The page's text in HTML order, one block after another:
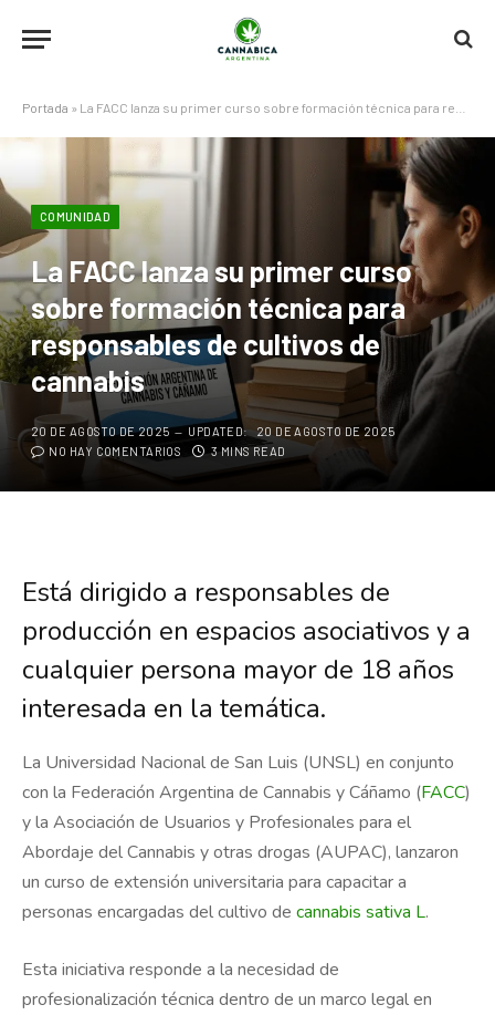
Portada » La FACC lanza su primer curso sobre formación técnica para responsables de cultivos de cannabis
COMUNIDAD
La FACC lanza su primer curso
sobre formación técnica para
responsables de cultivos de
cannabis
20 DE AGOSTO DE 2025 UPDATED:
20 DE AGOSTO DE 2025
NO HAY COMENTARIOS
3 MINS READ
Está dirigido a responsables de
producción en espacios asociativos y a
cualquier persona mayor de 18 años
interesada en la temática.
La Universidad Nacional de San Luis (UNSL) en conjunto
con la Federación Argentina de Cannabis y Cáñamo (FACC)
y la Asociación de Usuarios y Profesionales para el
Abordaje del Cannabis y otras drogas (AUPAC), lanzaron
un curso de extensión universitaria para capacitar a
personas encargadas del cultivo de cannabis sativa L.
Esta iniciativa responde a la necesidad de
profesionalización técnica dentro de un marco legal en